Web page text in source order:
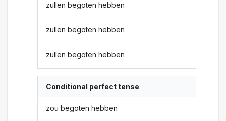
zullen begoten hebben
zullen begoten hebben
zullen begoten hebben
Conditional perfect tense
zou begoten hebben